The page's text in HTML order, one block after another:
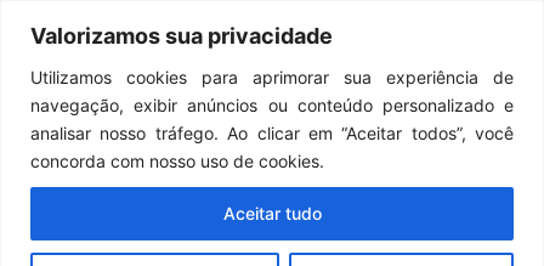
Valorizamos sua privacidade
Utilizamos cookies para aprimorar sua experiência de
navegação, exibir anúncios ou conteúdo personalizado e
analisar nosso tráfego. Ao clicar em “Aceitar todos”, você
concorda com nosso uso de cookies.
Aceitar tudo
Menu